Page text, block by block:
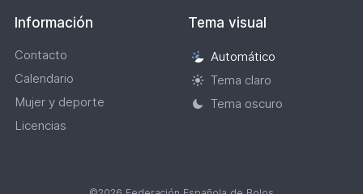
Información
Contacto
Calendario
Mujer y deporte
Licencias
Tema visual
Selección
de
tema
Automático
Tema claro
Tema oscuro